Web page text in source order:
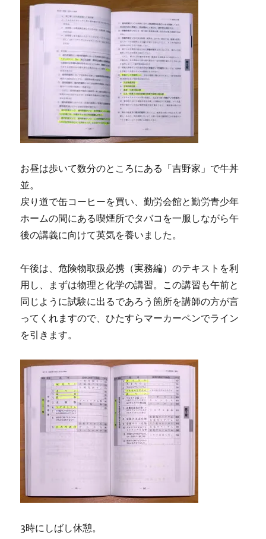
お昼は歩いて数分のところにある「吉野家」で牛丼
並。
戻り道で缶コーヒーを買い、勤労会館と勤労青少年
ホームの間にある喫煙所でタバコを一服しながら午
後の講義に向けて英気を養いました。
午後は、危険物取扱必携（実務編）のテキストを利
用し、まずは物理と化学の講習。この講習も午前と
同じように試験に出るであろう箇所を講師の方が言
ってくれますので、ひたすらマーカーペンでライン
を引きます。
3時にしばし休憩。